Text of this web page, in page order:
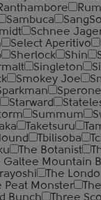
Sambuca
Schnee
Select Aperitivo
Sherlock Shin
Singleton
Smokey Joe
Sperone
Starward
Summum
Taketsuru
Tbilisoba
The Botanist
Galtee Mountain
The
Peat Monster